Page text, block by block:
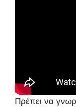
Πρέπει να